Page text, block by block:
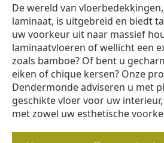
De wereld van
laminaat, is uitgebreid en biedt
uw voorkeur uit naar massief
laminaatvloeren of wellicht een
zoals bamboe? Of bent u
eiken of chique kersen? Onze
Dendermonde adviseren u met
geschikte vloer voor uw
met zowel uw esthetische